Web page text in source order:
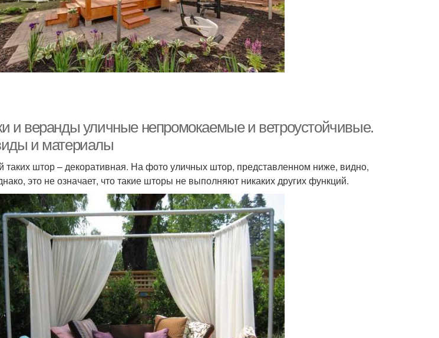
и веранды уличные непромокаемые и ветроустойчивые.
и материалы
штор – декоративная. На фото уличных штор, представленном ниже, видно,
это не означает, что такие шторы не выполняют никаких других функций.